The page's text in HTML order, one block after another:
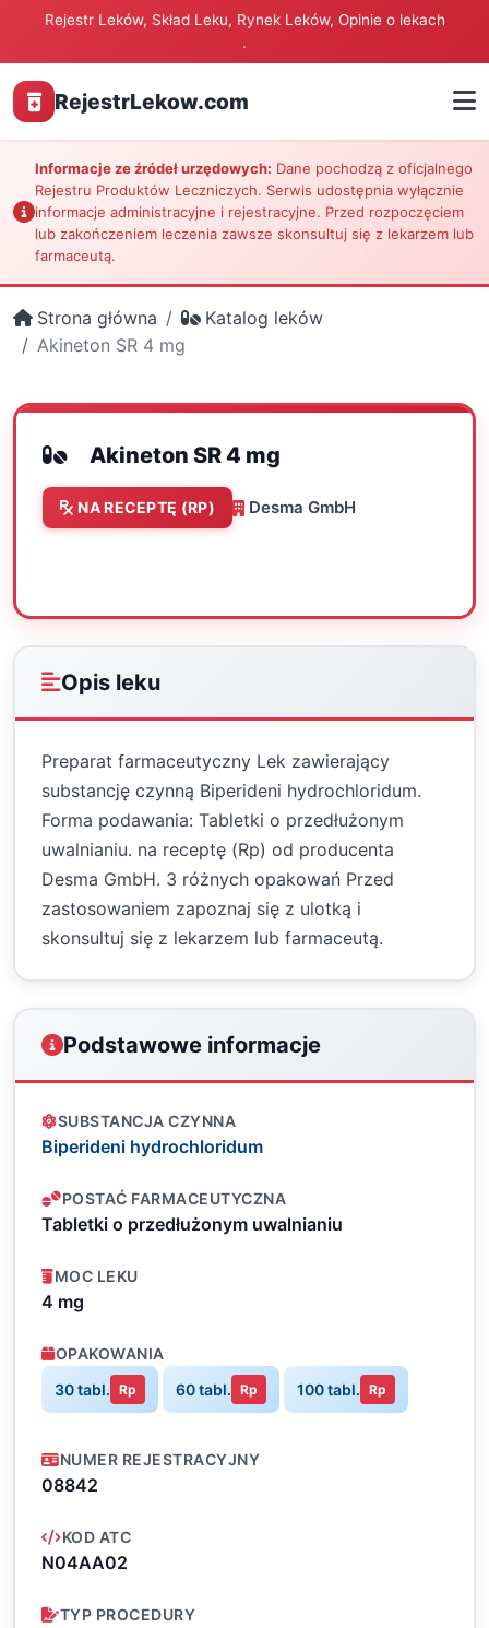
Rejestr Leków, Skład Leku, Rynek Leków, Opinie o lekach
.
RejestrLekow.com
Informacje ze źródeł urzędowych: Dane pochodzą z oficjalnego
Rejestru Produktów Leczniczych. Serwis udostępnia wyłącznie
informacje administracyjne i rejestracyjne. Przed rozpoczęciem
lub zakończeniem leczenia zawsze skonsultuj się z lekarzem lub
farmaceutą.
Strona główna
Katalog leków
Akineton SR 4 mg
Akineton SR 4 mg
NA RECEPTĘ (RP) Desma GmbH
Opis leku
Preparat farmaceutyczny Lek zawierający
substancję czynną Biperideni hydrochloridum.
Forma podawania: Tabletki o przedłużonym
uwalnianiu. na receptę (Rp) od producenta
Desma GmbH. 3 różnych opakowań Przed
zastosowaniem zapoznaj się z ulotką i
skonsultuj się z lekarzem lub farmaceutą.
Podstawowe informacje
SUBSTANCJA CZYNNA
Biperideni hydrochloridum
POSTAĆ FARMACEUTYCZNA
Tabletki o przedłużonym uwalnianiu
MOC LEKU
4 mg
OPAKOWANIA
30 tabl. Rp 60 tabl. Rp 100 tabl. Rp
NUMER REJESTRACYJNY
08842
KOD ATC
N04AA02
TYP PROCEDURY